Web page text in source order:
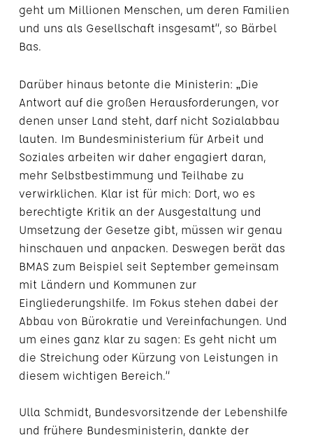
geht um Millionen Menschen, um deren Familien
und uns als Gesellschaft insgesamt“, so Bärbel
Bas.
Darüber hinaus betonte die Ministerin: „Die
Antwort auf die großen Herausforderungen, vor
denen unser Land steht, darf nicht Sozialabbau
lauten. Im Bundesministerium für Arbeit und
Soziales arbeiten wir daher engagiert daran,
mehr Selbstbestimmung und Teilhabe zu
verwirklichen. Klar ist für mich: Dort, wo es
berechtigte Kritik an der Ausgestaltung und
Umsetzung der Gesetze gibt, müssen wir genau
hinschauen und anpacken. Deswegen berät das
BMAS zum Beispiel seit September gemeinsam
mit Ländern und Kommunen zur
Eingliederungshilfe. Im Fokus stehen dabei der
Abbau von Bürokratie und Vereinfachungen. Und
um eines ganz klar zu sagen: Es geht nicht um
die Streichung oder Kürzung von Leistungen in
diesem wichtigen Bereich.“
Ulla Schmidt, Bundesvorsitzende der Lebenshilfe
und frühere Bundesministerin, dankte der